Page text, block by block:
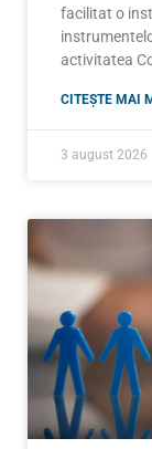
facilitat o
activitatea
CITEȘTE MAI
3 august 2026